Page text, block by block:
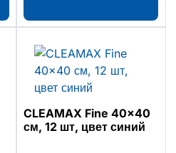
CLEAMAX Fine 40x40
см, 12 шт, цвет синий